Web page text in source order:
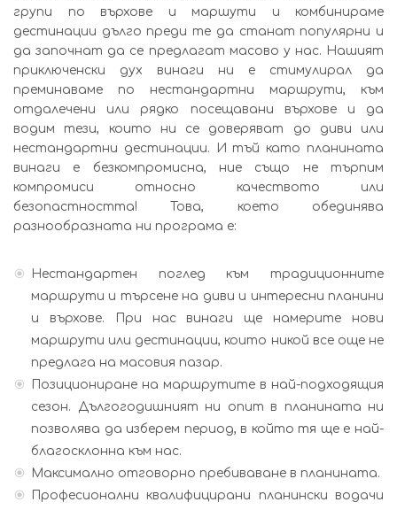
групи по върхове и маршути и комбинираме
дестинации дълго преди те да станат популярни и
да започнат да се предлагат масово у нас. Нашият
приключенски дух винаги ни е стимулирал да
преминаваме по нестандартни маршрути, към
отдалечени или рядко посещавани върхове и да
водим тези, които ни се доверяват до диви или
нестандартни дестинации. И тъй като планината
винаги е безкомпромисна, ние също не търпим
компромиси относно качеството или
безопастността! Това, което обединява
разнообразната ни програма е:
Нестандартен поглед към традиционните
маршрути и търсене на диви и интересни планини
и върхове. При нас винаги ще намерите нови
маршрути или дестинации, които никой все още не
предлага на масовия пазар.
Позициониране на маршрутите в най-подходящия
сезон. Дългогодишният ни опит в планината ни
позволява да изберем период, в който тя ще е най-
благосклонна към нас.
Максимално отговорно пребиваване в планината.
Професионални квалифицирани планински водачи